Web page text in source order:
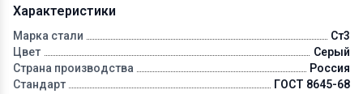
Характеристики
Марка стали
Ст3
Цвет
Серый
Страна производства
Россия
Стандарт
ГОСТ 8645-68